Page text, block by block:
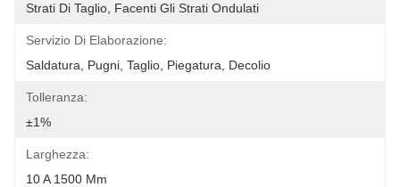
Strati Di Taglio, Facenti Gli Strati Ondulati
Servizio Di Elaborazione:
Saldatura, Pugni, Taglio, Piegatura, Decolio
Tolleranza:
±1%
Larghezza:
10 A 1500 Mm